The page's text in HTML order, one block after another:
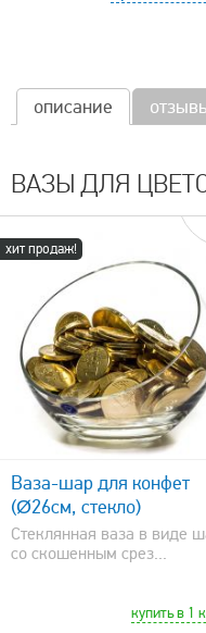
описание
ВАЗЫ ДЛЯ
хит продаж!
Ваза-шар для конфет
(Ø26см, стекло)
Стеклянная ваза в виде
со скошенным срез...
купить в 1
быстрый просмотр